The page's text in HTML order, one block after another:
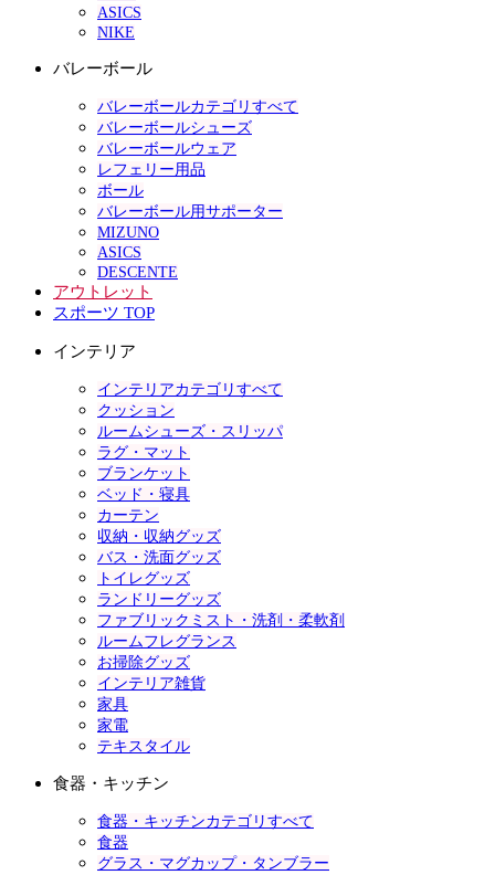
ASICS
NIKE
バレーボール
バレーボールカテゴリすべて
バレーボールシューズ
バレーボールウェア
レフェリー用品
ボール
バレーボール用サポーター
MIZUNO
ASICS
DESCENTE
アウトレット
スポーツ TOP
インテリア
インテリアカテゴリすべて
クッション
ルームシューズ・スリッパ
ラグ・マット
ブランケット
ベッド・寝具
カーテン
収納・収納グッズ
バス・洗面グッズ
トイレグッズ
ランドリーグッズ
ファブリックミスト・洗剤・柔軟剤
ルームフレグランス
お掃除グッズ
インテリア雑貨
家具
家電
テキスタイル
食器・キッチン
食器・キッチンカテゴリすべて
食器
グラス・マグカップ・タンブラー